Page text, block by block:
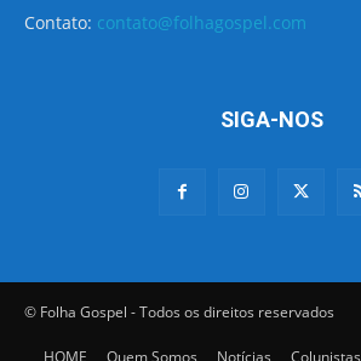
Contato: contato@folhagospel.com
SIGA-NOS
© Folha Gospel - Todos os direitos reservados
HOME Quem Somos Notícias Colunistas